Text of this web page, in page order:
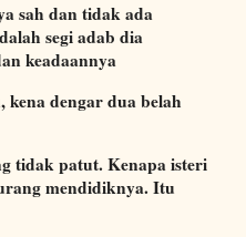
sah dan tidak ada
segi adab dia
keadaannya
kena dengar dua belah
tidak patut. Kenapa isteri
mendidiknya. Itu